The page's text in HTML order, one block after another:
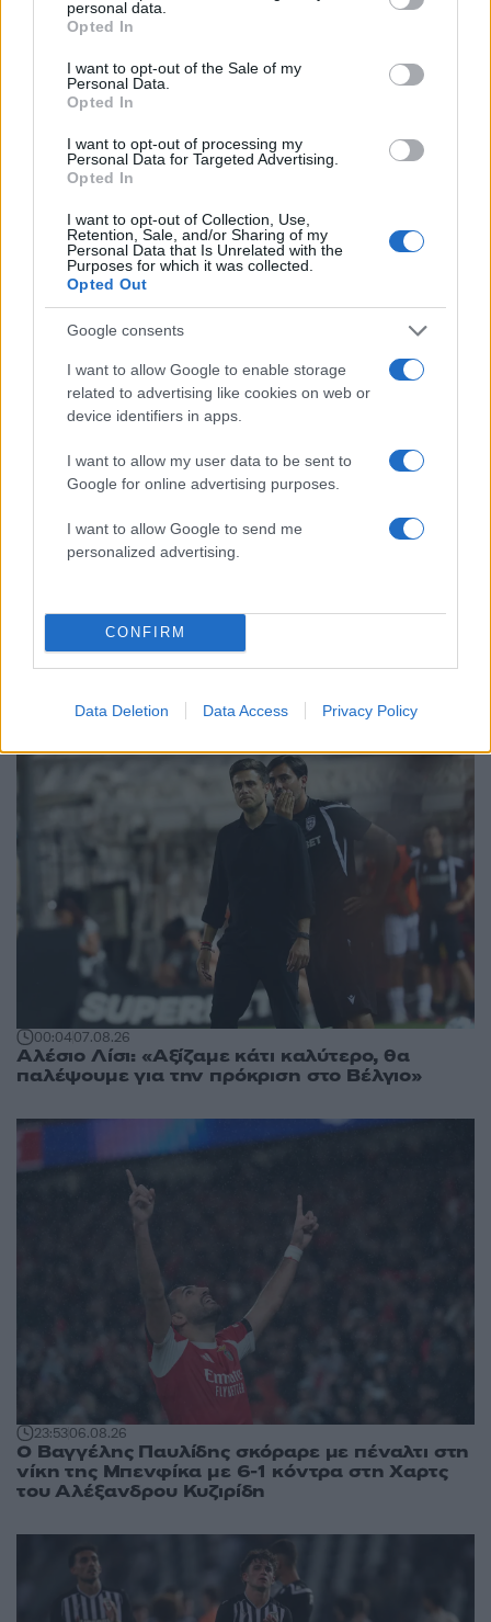
grant or deny consent to Google and its third-party tags to
use your data for below specified purposes in below Google
consent section.
personal data.
Opted In
I want to opt-out of the Sale of my
Personal Data.
Opted In
I want to opt-out of processing my
Personal Data for Targeted Advertising.
Opted In
I want to opt-out of Collection, Use,
Retention, Sale, and/or Sharing of my
Personal Data that Is Unrelated with the
Purposes for which it was collected.
Opted Out
Google consents
I want to allow Google to enable storage
related to advertising like cookies on web or
device identifiers in apps.
I want to allow my user data to be sent to
Google for online advertising purposes.
I want to allow Google to send me
personalized advertising.
CONFIRM
Data Deletion Data Access Privacy Policy
αδελφής του, Λένας
Πιο σχολιασμένα
Μητσοτάκης στην υπογραφή συμφωνίας
για την ηλεκτρική διασύνδεση Ελλάδας –
Κύπρου: «Ισχυρή ψήφος εμπιστοσύνης» η
είσοδος της Meridiam στην GSI
Canadair 515: Οι πρώτες εικόνες από την
κατασκευή του αεροσκάφους που θα
επιχειρεί και τη νύχτα στα μέτωπα της
φωτιάς
Αυγερινός, Μουτσάτσου και ακόμη 20
πρώην στελέχη κατά Καρυστιανού: «Δεν
αποχωρήσαμε για καρέκλες», αιχμές για
«συγκεντρωτικό μοντέλο»
Κρανίου τόπος το Πόρτο Γερμενό μετά το
καταστροφικό πέρασμα της φωτιάς –
Ξεκίνησε η αυτοψία στα καμένα σπίτια
Οδηγός στη Μύκονο άρπαξε τσάντα
Ουκρανό τουρίστα
Αθλητικά:
00:0407.08.26
Αλέσιο Λίσι: «Αξίζαμε κάτι καλύτερο, θα
παλέψουμε για την πρόκριση στο Βέλγιο»
23:5306.08.26
Ο Βαγγέλης Παυλίδης σκόραρε με πέναλτι στη
νίκη της Μπενφίκα με 6-1 κόντρα στη Χαρτς
του Αλέξανδρου Κυζιρίδη